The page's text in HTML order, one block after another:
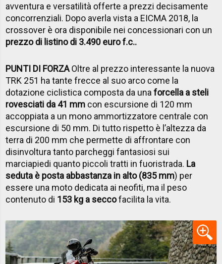
avventura e versatilità offerte a prezzi decisamente
concorrenziali. Dopo averla vista a EICMA 2018, la
crossover è ora disponibile nei concessionari con un
prezzo di listino di 3.490 euro f.c..
PUNTI DI FORZAOltre al prezzo interessante la nuova
TRK 251 ha tante frecce al suo arco come la
dotazione ciclistica composta da unaforcella a steli
rovesciati da 41 mm con escursione di 120 mm
accoppiata a un mono ammortizzatore centrale con
escursione di 50 mm. Di tutto rispetto è l’altezza da
terra di 200 mm che permette di affrontare con
disinvoltura tanto parcheggi fantasiosi sui
marciapiedi quanto piccoli tratti in fuoristrada. La
seduta è posta abbastanza in alto (835 mm) per
essere una moto dedicata ai neofiti, ma il peso
contenuto di 153 kg a seccofacilita la vita.